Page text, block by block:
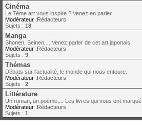
Cinéma
Le 7ème art vous inspire ? Venez en parler.
Modérateur :Rédacteurs
Sujets : 18
Manga
Shonen, Seinen,... Venez parler de cet art japonais.
Modérateur :Rédacteurs
Sujets : 9
Thémas
Débats sur l'actualité, le monde qui nous entoure.
Modérateur :Rédacteurs
Sujets : 2
Littérature
Un roman, un poème,... Les livres qui vous ont marqué.
Modérateur :Rédacteurs
Sujets : 1